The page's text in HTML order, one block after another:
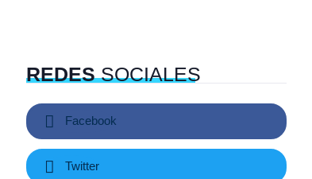
REDESSOCIALES
Facebook
Twitter